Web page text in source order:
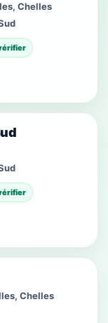
Chelles
Chelles